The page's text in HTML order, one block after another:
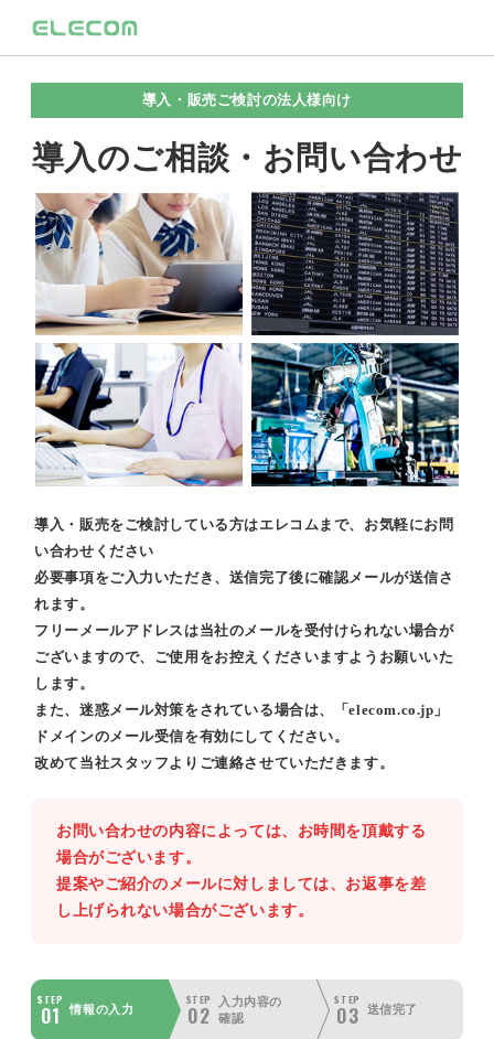
導入・販売ご検討の法人様向け
導入のご相談・お問い合わせ
導入・販売をご検討している方はエレコムまで、お気軽にお問
い合わせください
必要事項をご入力いただき、送信完了後に確認メールが送信さ
れます。
フリーメールアドレスは当社のメールを受付けられない場合が
ございますので、ご使用をお控えくださいますようお願いいた
します。
また、迷惑メール対策をされている場合は、「elecom.co.jp」
ドメインのメール受信を有効にしてください。
改めて当社スタッフよりご連絡させていただきます。
お問い合わせの内容によっては、お時間を頂戴する
場合がございます。
提案やご紹介のメールに対しましては、お返事を差
し上げられない場合がございます。
STEP
01 情報の入力
STEP
02
入力内容の
確認
STEP
03 送信完了